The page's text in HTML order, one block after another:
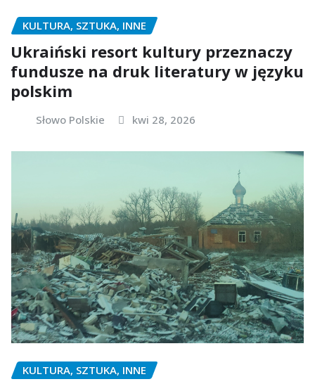
KULTURA, SZTUKA, INNE
Ukraiński resort kultury przeznaczy
fundusze na druk literatury w języku
polskim
Słowo Polskie kwi 28, 2026
KULTURA, SZTUKA, INNE